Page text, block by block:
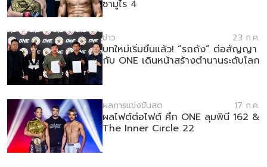
ซามูไร 4
ข่าว 23 ก.ค.
บทใหม่เริ่มขึ้นแล้ว! “รถถัง” ต่อสัญญา
กับ ONE เดินหน้าสร้างตำนานระดับโลก
ผลการแข่งขันสด 17 ก.ค.
ผลไฟต์ต่อไฟต์ ศึก ONE ลุมพินี 162 &
The Inner Circle 22